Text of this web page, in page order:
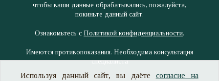
чтобы ваши данные обрабатывались, пожалуйста,
покиньте данный сайт.
Ознакомьтесь с Политикой конфиденциальности.
Имеются противопоказания. Необходима консультация
специалиста
Используя данный сайт, вы даёте согласие на